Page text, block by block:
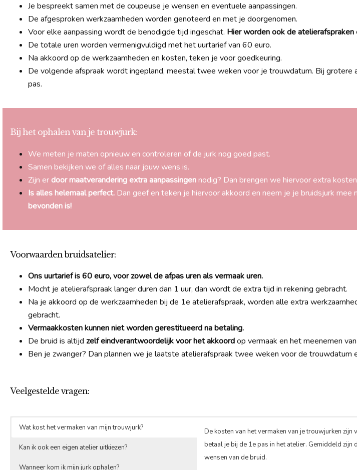
Je bespreekt samen met de coupeuse je wensen en eventuele aanpassingen.
De afgesproken werkzaamheden worden genoteerd en met je doorgenomen.
Voor elke aanpassing wordt de benodigde tijd ingeschat. Hier worden ook de
De totale uren worden vermenigvuldigd met het uurtarief van 60 euro.
Na akkoord op de werkzaamheden en kosten, teken je voor goedkeuring.
De volgende afspraak wordt ingepland, meestal twee weken voor je trouwdatum. Bij
pas.
Bij het ophalen van je trouwjurk:
We meten je maten opnieuw en controleren of de jurk nog goed past.
Samen bekijken we of alles naar jouw wens is.
Zijn er door maatverandering extra aanpassingennodig? Dan brengen we hiervoor extra
Is alles helemaal perfect. Dan geef en teken je hiervoor akkoord en neem je je bruidsjurk mee
bevonden is!
Voorwaarden bruidsatelier:
Ons uurtarief is 60 euro, voor zowel de afpas uren als vermaak uren.
Mocht je atelierafspraak langer duren dan 1 uur, dan wordt de extra tijd in rekening gebracht.
Na je akkoord op de werkzaamheden bij de 1e atelierafspraak, worden alle extra
gebracht.
Vermaakkosten kunnen niet worden gerestitueerd na betaling.
De bruid is altijd zelf eindverantwoordelijk voor het akkoordop vermaak en het meenemen
Ben je zwanger? Dan plannen we je laatste atelierafspraak twee weken voor de trouwdatum
Veelgestelde vragen:
Wat kost het vermaken van mijn trouwjurk?
Kan ik ook een eigen atelier uitkiezen?
Wanneer kom ik mijn jurk ophalen?
De kosten van het vermaken van je trouwjurken
betaal je bij de 1e pas in het atelier. Gemiddeld
wensen van de bruid.